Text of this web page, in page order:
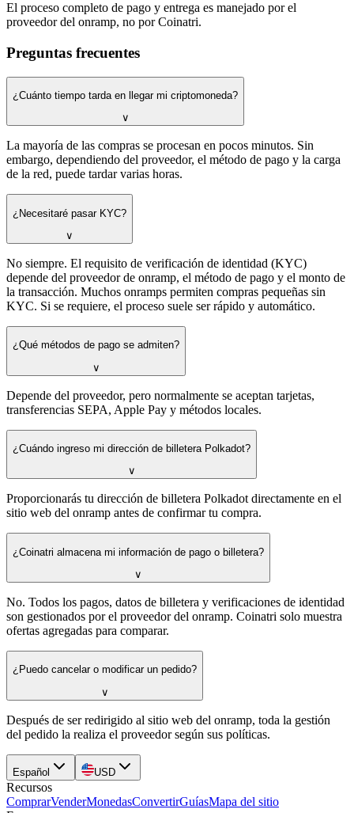
El proceso completo de pago y entrega es manejado por el
proveedor del onramp, no por Coinatri.
Preguntas frecuentes
¿Cuánto tiempo tarda en llegar mi criptomoneda?
∨
La mayoría de las compras se procesan en pocos minutos. Sin
embargo, dependiendo del proveedor, el método de pago y la carga
de la red, puede tardar varias horas.
¿Necesitaré pasar KYC?
∨
No siempre. El requisito de verificación de identidad (KYC)
depende del proveedor de onramp, el método de pago y el monto de
la transacción. Muchos onramps permiten compras pequeñas sin
KYC. Si se requiere, el proceso suele ser rápido y automático.
¿Qué métodos de pago se admiten?
∨
Depende del proveedor, pero normalmente se aceptan tarjetas,
transferencias SEPA, Apple Pay y métodos locales.
¿Cuándo ingreso mi dirección de billetera Polkadot?
∨
Proporcionarás tu dirección de billetera Polkadot directamente en el
sitio web del onramp antes de confirmar tu compra.
¿Coinatri almacena mi información de pago o billetera?
∨
No. Todos los pagos, datos de billetera y verificaciones de identidad
son gestionados por el proveedor del onramp. Coinatri solo muestra
ofertas agregadas para comparar.
¿Puedo cancelar o modificar un pedido?
∨
Después de ser redirigido al sitio web del onramp, toda la gestión
del pedido la realiza el proveedor según sus políticas.
Español USD
Recursos
ComprarVenderMonedasConvertirGuíasMapa del sitio